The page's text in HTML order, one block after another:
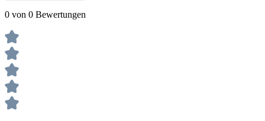
0 von 0 Bewertungen